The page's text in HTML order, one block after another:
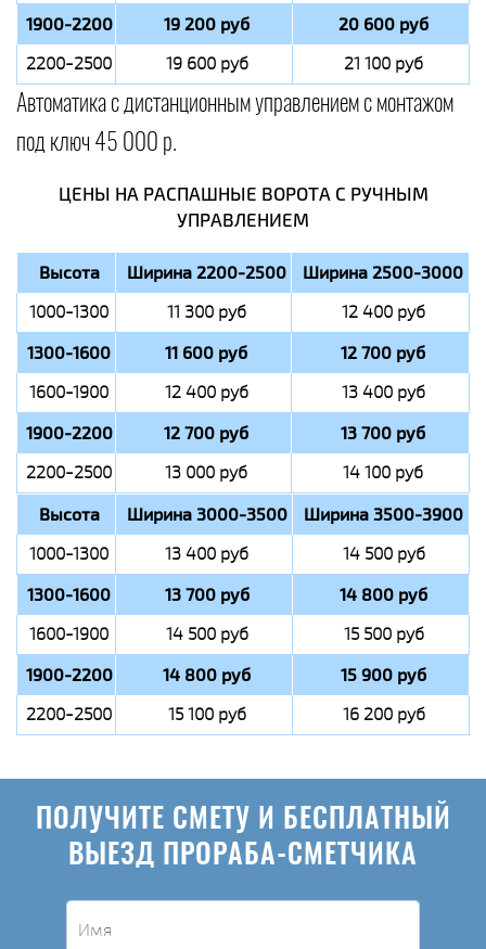
1900-2200 19 200 руб 20 600 руб
2200-2500 19 600 руб 21 100 руб
Автоматика с дистанционным управлением с монтажом
под ключ 45 000 р.
ЦЕНЫ НА РАСПАШНЫЕ ВОРОТА С РУЧНЫМ
УПРАВЛЕНИЕМ
Высота Ширина 2200-2500 Ширина 2500-3000
1000-1300 11 300 руб 12 400 руб
1300-1600 11 600 руб 12 700 руб
1600-1900 12 400 руб 13 400 руб
1900-2200 12 700 руб 13 700 руб
2200-2500 13 000 руб 14 100 руб
Высота Ширина 3000-3500 Ширина 3500-3900
1000-1300 13 400 руб 14 500 руб
1300-1600 13 700 руб 14 800 руб
1600-1900 14 500 руб 15 500 руб
1900-2200 14 800 руб 15 900 руб
2200-2500 15 100 руб 16 200 руб
ПОЛУЧИТЕ СМЕТУ И БЕСПЛАТНЫЙ
ВЫЕЗД ПРОРАБА-СМЕТЧИКА